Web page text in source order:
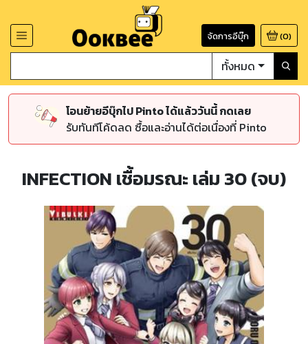
จัดการอีบุ๊ก (0)
ทั้งหมด
โอนย้ายอีบุ๊กไป Pinto ได้แล้ววันนี้ กดเลย
รับทันทีโค้ดลด ซื้อและอ่านได้ต่อเนื่องที่ Pinto
INFECTION เชื้อมรณะ เล่ม 30 (จบ)